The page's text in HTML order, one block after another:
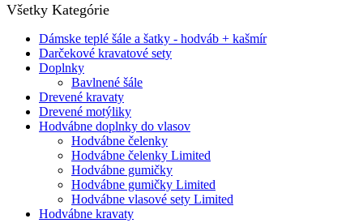
Všetky Kategórie
Dámske teplé šále a šatky - hodváb + kašmír
Darčekové kravatové sety
Doplnky
Bavlnené šále
Drevené kravaty
Drevené motýliky
Hodvábne doplnky do vlasov
Hodvábne čelenky
Hodvábne čelenky Limited
Hodvábne gumičky
Hodvábne gumičky Limited
Hodvábne vlasové sety Limited
Hodvábne kravaty